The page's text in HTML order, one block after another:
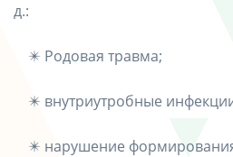
д.:
⠀ ✴️ Родовая травма;
⠀ ✴️ внутриутробные
⠀ ✴️ нарушение